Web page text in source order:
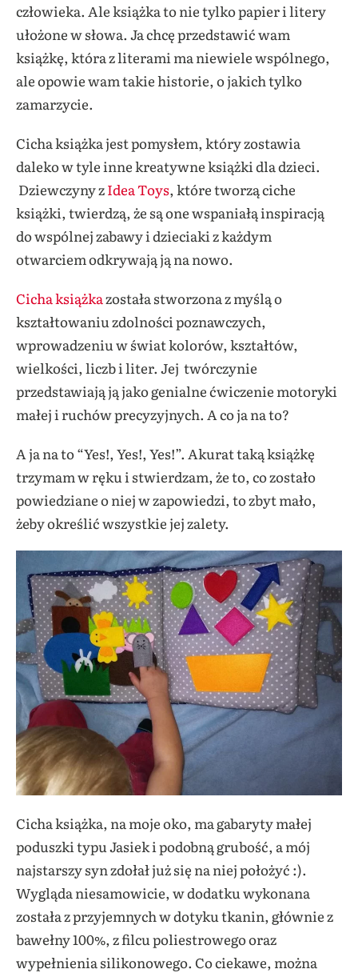
człowieka. Ale książka to nie tylko papier i litery
ułożone w słowa. Ja chcę przedstawić wam
książkę, która z literami ma niewiele wspólnego,
ale opowie wam takie historie, o jakich tylko
zamarzycie.
Cicha książka jest pomysłem, który zostawia
daleko w tyle inne kreatywne książki dla dzieci.
Dziewczyny zIdea Toys, które tworzą ciche
książki, twierdzą, że są one wspaniałą inspiracją
do wspólnej zabawy i dzieciaki z każdym
otwarciem odkrywają ją na nowo.
Cicha książkazostała stworzona z myślą o
kształtowaniu zdolności poznawczych,
wprowadzeniu w świat kolorów, kształtów,
wielkości, liczb i liter. Jej twórczynie
przedstawiają ją jako genialne ćwiczenie motoryki
małej i ruchów precyzyjnych. A co ja na to?
A ja na to “Yes!, Yes!, Yes!”. Akurat taką książkę
trzymam w ręku i stwierdzam, że to, co zostało
powiedziane o niej w zapowiedzi, to zbyt mało,
żeby określić wszystkie jej zalety.
Cicha książka, na moje oko, ma gabaryty małej
poduszki typu Jasiek i podobną grubość, a mój
najstarszy syn zdołał już się na niej położyć :).
Wygląda niesamowicie, w dodatku wykonana
została z przyjemnych w dotyku tkanin, głównie z
bawełny 100%, z filcu poliestrowego oraz
wypełnienia silikonowego. Co ciekawe, można